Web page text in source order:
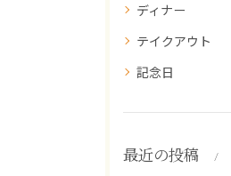
ディナー
テイクアウト
記念日
最近の投稿